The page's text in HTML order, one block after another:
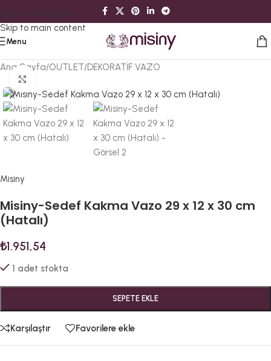
Skip to navigation
Skip to main content
Menu
Ana Sayfa/OUTLET/DEKORATİF VAZO
Misiny
Misiny-Sedef Kakma Vazo 29 x 12 x 30 cm
(Hatalı)
₺1.951,54
1 adet stokta
SEPETE EKLE
Karşılaştır Favorilere ekle